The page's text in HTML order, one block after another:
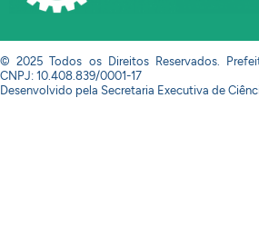
© 2025 Todos os Direitos Reservados.
CNPJ: 10.408.839/0001-17
Desenvolvido pela Secretaria Executiva de